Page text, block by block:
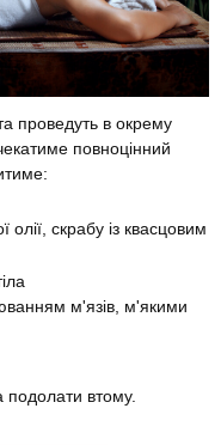
проведуть в окрему
повноцінний
олії, скрабу із квасцовим
м'язів, м'якими
втому.